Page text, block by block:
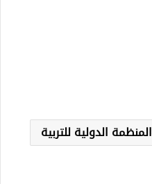
المنظمة الدولية للتربية